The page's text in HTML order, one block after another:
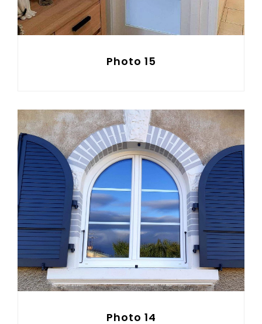
Photo 15
Photo 14